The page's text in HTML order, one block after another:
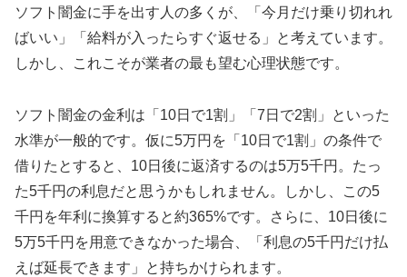
ソフト闇金に手を出す人の多くが、「今月だけ乗り切れれ
ばいい」「給料が入ったらすぐ返せる」と考えています。
しかし、これこそが業者の最も望む心理状態です。
ソフト闇金の金利は「10日で1割」「7日で2割」といった
水準が一般的です。仮に5万円を「10日で1割」の条件で
借りたとすると、10日後に返済するのは5万5千円。たっ
た5千円の利息だと思うかもしれません。しかし、この5
千円を年利に換算すると約365%です。さらに、10日後に
5万5千円を用意できなかった場合、「利息の5千円だけ払
えば延長できます」と持ちかけられます。